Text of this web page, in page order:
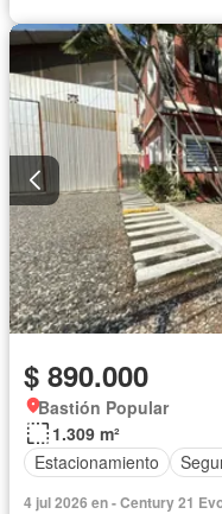
$ 890.000
Bastión Popular
1.309 m²
Estacionamiento
4 jul 2026 en - Century 21